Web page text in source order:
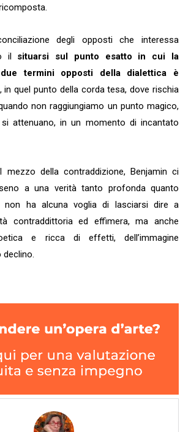
degli opposti che interessa
il situarsi sul punto esatto in cui la
termini opposti della dialettica è
in quel punto della corda tesa, dove rischia
non raggiungiamo un punto magico,
attenuano, in un momento di incantato
mezzo della contraddizione, Benjamin ci
a una verità tanto profonda quanto
non ha alcuna voglia di lasciarsi dire a
contraddittoria ed effimera, ma anche
e ricca di effetti, dell’immagine